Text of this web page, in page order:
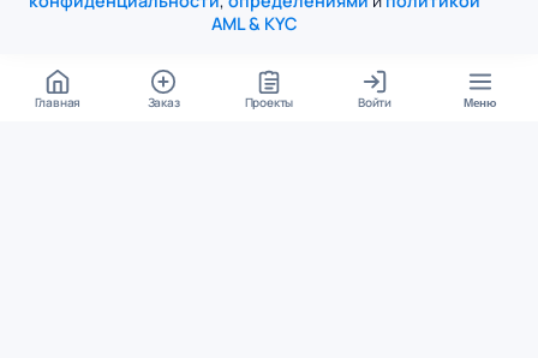
AML & KYC
Главная Заказ Проекты Войти Меню